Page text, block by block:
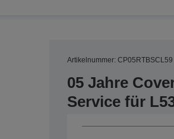
Artikelnummer: CP05RTBSCL59
05 Jahre
Service für